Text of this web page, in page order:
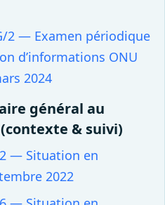
2 — Examen périodique
d’informations ONU
2024
général au
& suivi)
— Situation en
2022